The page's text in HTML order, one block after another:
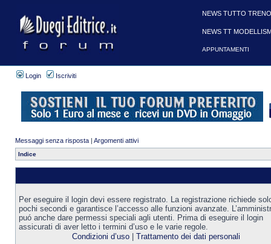
Login Iscriviti
Messaggi senza risposta | Argomenti attivi
Indice
Per eseguire il login devi essere registrato. La registrazione richiede
pochi secondi e garantisce l’accesso alle funzioni avanzate.
puó anche dare permessi speciali agli utenti. Prima di eseguire il login
assicurati di aver letto i termini d’uso e le varie regole.
Condizioni d’uso| Trattamento dei dati personali
NEWS TUTTO
NEWS TT
APPUNTAMENTI